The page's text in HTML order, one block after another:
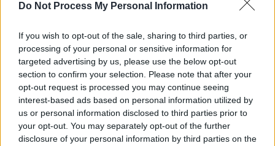
Do Not Process My Personal Information
If you wish to opt-out of the sale, sharing to third parties, or
processing of your personal or sensitive information for
targeted advertising by us, please use the below opt-out
section to confirm your selection. Please note that after your
opt-out request is processed you may continue seeing
interest-based ads based on personal information utilized by
us or personal information disclosed to third parties prior to
your opt-out. You may separately opt-out of the further
disclosure of your personal information by third parties on the
Main
cu atenție modificările aduse legii.
financiare”
News
Sabotaj grav al PNRR, de către
tabăra anti-europeană PSD-AUR:
pierdem 5 miliarde de euro și nu
câștigăm niciun kilowatt! Explicațiile
convingătoare ale ministrului
Pîslaru